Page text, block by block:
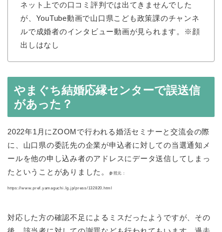
ネット上での口コミ評判では出てきませんでした
が、YouTube動画で山口県こども政策課のチャンネ
ルで成婚者のインタビュー動画が見られます。※顔
出しはなし
やまぐち結婚応縁センターで誤送信
があった？
2022年1月にZOOMで行われる婚活セミナーと交流会の際
に、山口県の委託先の企業が申込者に対しての当選通知メ
ールを他の申し込み者のアドレスにデータ送信してしまっ
たということがありました。
参照元：
https://www.pref.yamaguchi.lg.jp/press/132820.html
対応した方の確認不足によるミスだったようですが、その